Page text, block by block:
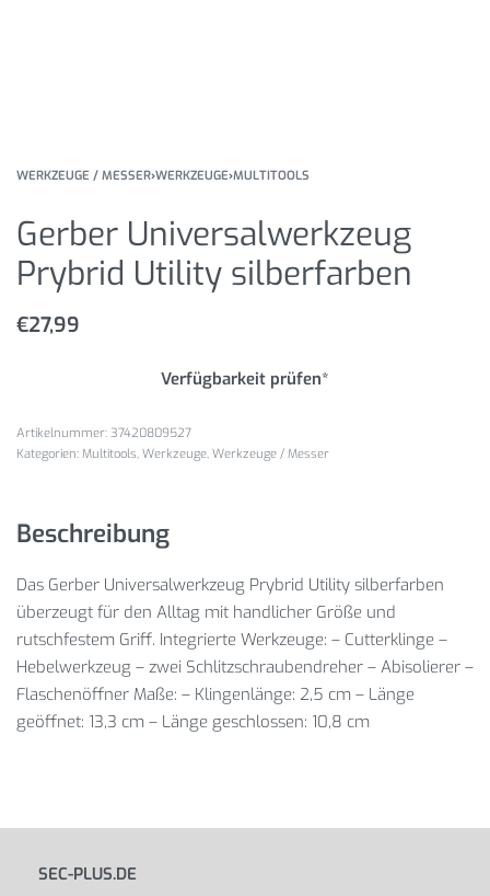
WERKZEUGE / MESSER›WERKZEUGE›MULTITOOLS
Gerber Universalwerkzeug
Prybrid Utility silberfarben
€27,99
Verfügbarkeit prüfen*
37420809527
Kategorien: Multitools, Werkzeuge, Werkzeuge / Messer
Beschreibung
Das Gerber Universalwerkzeug Prybrid Utility silberfarben
überzeugt für den Alltag mit handlicher Größe und
rutschfestem Griff. Integrierte Werkzeuge: – Cutterklinge –
Hebelwerkzeug – zwei Schlitzschraubendreher – Abisolierer –
Flaschenöffner Maße: – Klingenlänge: 2,5 cm – Länge
geöffnet: 13,3 cm – Länge geschlossen: 10,8 cm
SEC-PLUS.DE